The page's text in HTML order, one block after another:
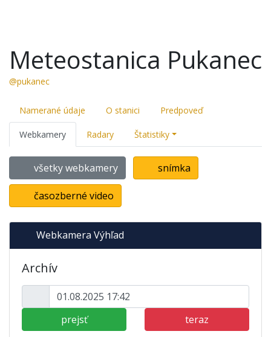
Meteostanica Pukanec
@pukanec
Namerané údaje O stanici Predpoveď
Webkamery Radary Štatistiky
všetky webkamery snímka
časozberné video
Webkamera Výhľad
Archív
prejsť teraz